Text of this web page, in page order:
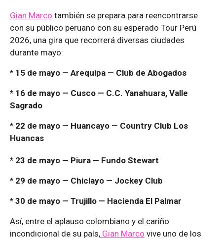
Gian Marco también se prepara para reencontrarse
con su público peruano con su esperado Tour Perú
2026, una gira que recorrerá diversas ciudades
durante mayo:
* 15 de mayo — Arequipa — Club de Abogados
* 16 de mayo — Cusco — C.C. Yanahuara, Valle
Sagrado
* 22 de mayo — Huancayo — Country Club Los
Huancas
* 23 de mayo — Piura — Fundo Stewart
* 29 de mayo — Chiclayo — Jockey Club
* 30 de mayo — Trujillo — Hacienda El Palmar
Así, entre el aplauso colombiano y el cariño
incondicional de su país, Gian Marco vive uno de los